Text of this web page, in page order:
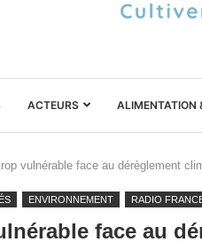
ACTEURS ALIMENTATION
vulnérable face au dérèglement
ENVIRONNEMENT RADIO
face au